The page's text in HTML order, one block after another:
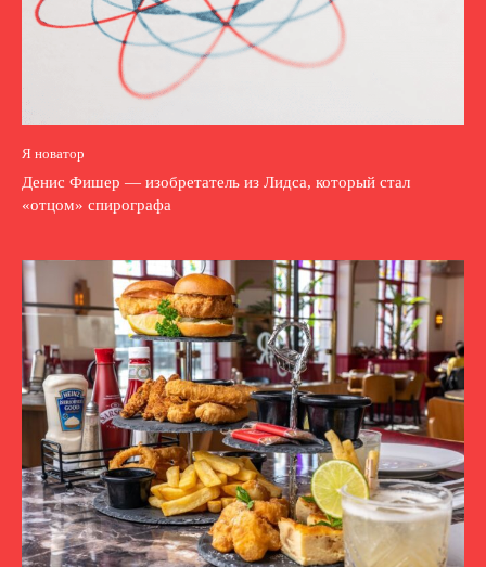
Я новатор
Денис Фишер ― изобретатель из Лидса, который стал
«отцом» спирографа